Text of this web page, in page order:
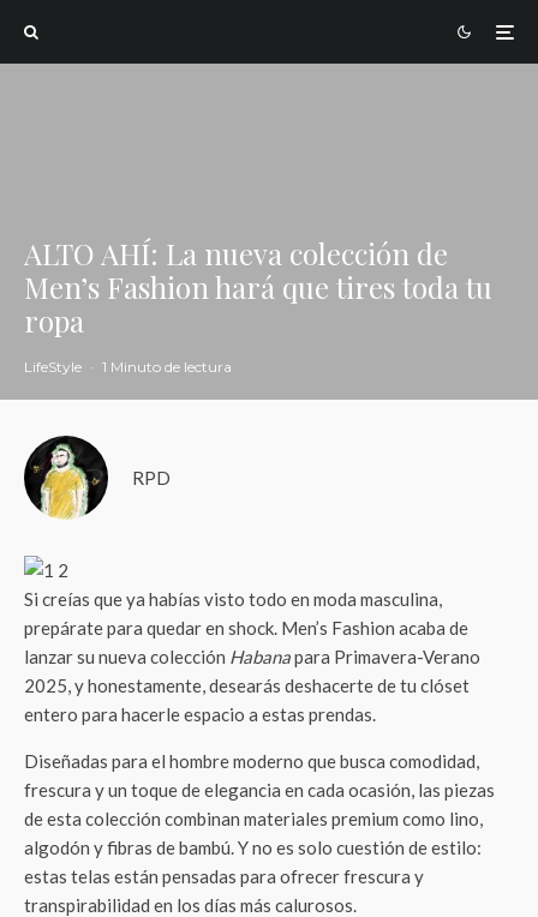
ALTO AHÍ: La nueva colección de
Men’s Fashion hará que tires toda tu
ropa
LifeStyle · 1 Minuto de lectura
RPD
Si creías que ya habías visto todo en moda masculina,
prepárate para quedar en shock. Men’s Fashion acaba de
lanzar su nueva colección Habanapara Primavera-Verano
2025, y honestamente, desearás deshacerte de tu clóset
entero para hacerle espacio a estas prendas.
Diseñadas para el hombre moderno que busca comodidad,
frescura y un toque de elegancia en cada ocasión, las piezas
de esta colección combinan materiales premium como lino,
algodón y fibras de bambú. Y no es solo cuestión de estilo:
estas telas están pensadas para ofrecer frescura y
transpirabilidad en los días más calurosos.